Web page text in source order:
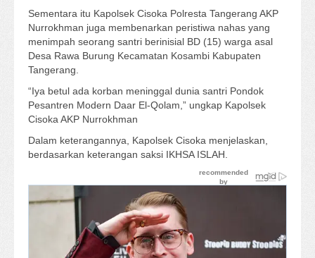
Sementara itu Kapolsek Cisoka Polresta Tangerang AKP
Nurrokhman juga membenarkan peristiwa nahas yang
menimpah seorang santri berinisial BD (15) warga asal
Desa Rawa Burung Kecamatan Kosambi Kabupaten
Tangerang.
“Iya betul ada korban meninggal dunia santri Pondok
Pesantren Modern Daar El-Qolam,” ungkap Kapolsek
Cisoka AKP Nurrokhman
Dalam keterangannya, Kapolsek Cisoka menjelaskan,
berdasarkan keterangan saksi IKHSA ISLAH.